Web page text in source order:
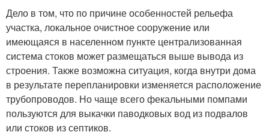
Дело в том, что по причине особенностей рельефа
участка, локальное очистное сооружение или
имеющаяся в населенном пункте централизованная
система стоков может размещаться выше вывода из
строения. Также возможна ситуация, когда внутри дома
в результате перепланировки изменяется расположение
трубопроводов. Но чаще всего фекальными помпами
пользуются для выкачки паводковых вод из подвалов
или стоков из септиков.